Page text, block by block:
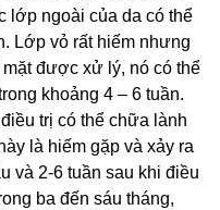
lớp ngoài của da có thể
Lớp vỏ rất hiếm nhưng
được xử lý, nó có thể
khoảng 4 – 6 tuần.
trị có thể chữa lành
là hiếm gặp và xảy ra
và 2-6 tuần sau khi điều
ba đến sáu tháng,